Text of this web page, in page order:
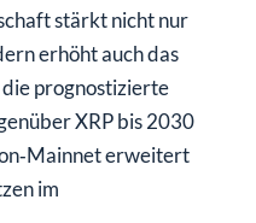
stärkt nicht nur
erhöht auch das
prognostizierte
XRP bis 2030
erweitert
im